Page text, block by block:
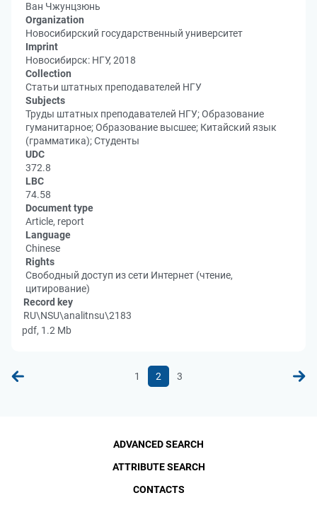
Ван Чжунцзюнь
Organization
Новосибирский государственный университет
Imprint
Новосибирск: НГУ, 2018
Collection
Статьи штатных преподавателей НГУ
Subjects
Труды штатных преподавателей НГУ; Образование
гуманитарное; Образование высшее; Китайский язык
(грамматика); Студенты
UDC
372.8
LBC
74.58
Document type
Article, report
Language
Chinese
Rights
Свободный доступ из сети Интернет (чтение,
цитирование)
Record key
RU\NSU\analitnsu\2183
pdf, 1.2 Mb
1 2 3
ADVANCED SEARCH
ATTRIBUTE SEARCH
CONTACTS